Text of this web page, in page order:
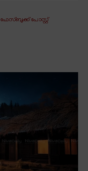
ഫേസ്ബുക്ക് പോസ്റ്റ്